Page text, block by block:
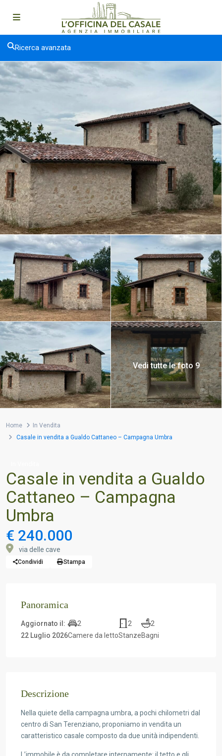
Ricerca avanzata
Vedi tutte le foto 9
Home
In Vendita
Casale in vendita a Gualdo Cattaneo – Campagna Umbra
Casale in vendita a Gualdo
Cattaneo – Campagna
Umbra
€ 240.000
via delle cave
Condividi Stampa
Panoramica
Aggiornato il:
22 Luglio 2026
2
Camere da letto
2
Stanze
2
Bagni
Descrizione
Nella quiete della campagna umbra, a pochi chilometri dal
centro di San Terenziano, proponiamo in vendita un
caratteristico casale composto da due unità indipendenti.